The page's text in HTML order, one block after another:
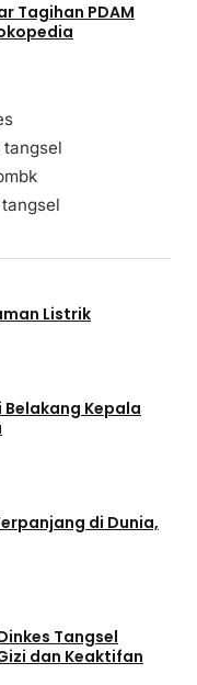
Tagihan PDAM
Listrik
Belakang Kepala
di Dunia,
Tangsel
dan Keaktifan